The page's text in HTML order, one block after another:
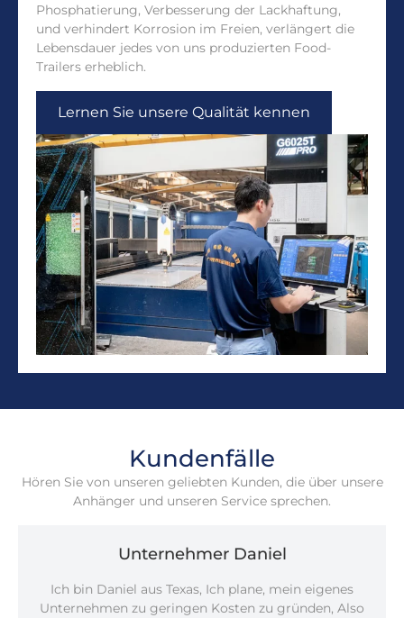
Phosphatierung, Verbesserung der Lackhaftung,
und verhindert Korrosion im Freien, verlängert die
Lebensdauer jedes von uns produzierten Food-
Trailers erheblich.
Lernen Sie unsere Qualität kennen
Kundenfälle
Hören Sie von unseren geliebten Kunden, die über unsere
Anhänger und unseren Service sprechen.
Unternehmer Daniel
Ich bin Daniel aus Texas, Ich plane, mein eigenes
Unternehmen zu geringen Kosten zu gründen, Also